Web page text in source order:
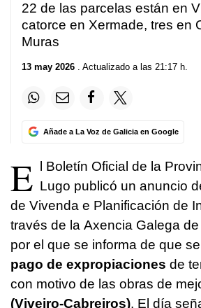
22 de las parcelas están en
catorce en Xermade, tres en
Muras
13 may 2026 . Actualizado a las 21:17 h.
Añade a La Voz de Galicia en Google
E l Boletín Oficial de la
Lugo publicó un anuncio
de Vivenda e Planificación de
través de la Axencia Galega
por el que se informa de que
pago de expropiaciones de
con motivo de las obras de
(Viveiro-Cabreiros). El día